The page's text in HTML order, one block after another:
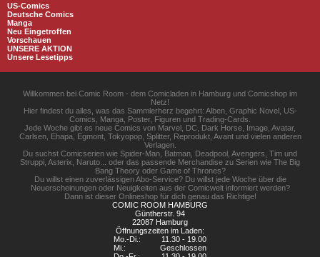
US-Comics
Deutsche Comics
Manga
Neu Eingetroffen
Vorschauen
UNSERE AKTION
Unsere Lesetipps
Willkommen bei Comic Room - dem Comicladen in Hamburg und Comicshop im
Netz!
Hier findest du alles, was das Sammlerherz begehrt: Alben, Graphic Novel, US-
Comics, Manga, Poster, Figuren und Trading-Cards.
Jede Woche gibt es neue Comics von Marvel, DC, Dark Horse, Image, Avatar,
Carlsen, Ehapa, Egmont, Tokyopop, Splitter, Reprodukt, Avant und vielen anderen
Verlagen.
Du suchst Comicserien wie Spider-Man, Batman, Deadpool, Avengers, Tim und
Struppi, Asterix, Naruto... oder das passende Merchandise zu Serien wie The Big
Bang Theory oder Game of Thrones?
Du willst einen zuverlässigen Abo-Service? Du willst jede Woche über die
Neuerscheinungen oder Neuigkeiten aus der Comicwelt informiert werden?
Dann ist dieser Onlineshop für dich genau das Richtige!
COMIC ROOM HAMBURG
Güntherstr. 94
22087 Hamburg
Öffnungszeiten im Laden:
Mo.-Di.:
11.30 - 19.00
Mi.:
Geschlossen